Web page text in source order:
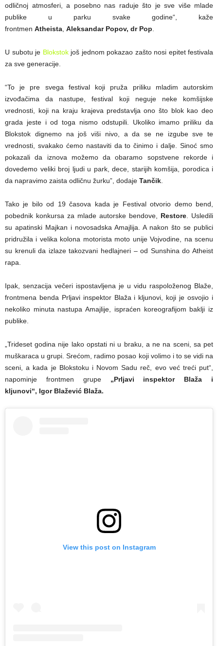
odličnoj atmosferi, a posebno nas raduje što je sve više mlade
publike u parku svake godine“, kaže
frontmen Atheista, Aleksandar Popov, dr Pop.
U subotu je Blokstokjoš jednom pokazao zašto nosi epitet festivala
za sve generacije.
“To je pre svega festival koji pruža priliku mladim autorskim
izvođačima da nastupe, festival koji neguje neke komšijske
vrednosti, koji na kraju krajeva predstavlja ono što blok kao deo
grada jeste i od toga nismo odstupili. Ukoliko imamo priliku da
Blokstok dignemo na još viši nivo, a da se ne izgube sve te
vrednosti, svakako ćemo nastaviti da to činimo i dalje. Sinoć smo
pokazali da iznova možemo da obaramo sopstvene rekorde i
dovedemo veliki broj ljudi u park, dece, starijih komšija, porodica i
da napravimo zaista odličnu žurku”, dodaje Tančik.
Tako je bilo od 19 časova kada je Festival otvorio demo bend,
pobednik konkursa za mlade autorske bendove, Restore. Usledili
su apatinski Majkan i novosadska Amajlija. A nakon što se publici
pridružila i velika kolona motorista moto unije Vojvodine, na scenu
su krenuli da izlaze takozvani hedlajneri – od Sunshina do Atheist
rapa.
Ipak, senzacija večeri ispostavljena je u vidu raspoloženog Blaže,
frontmena benda Prljavi inspektor Blaža i kljunovi, koji je osvojio i
nekoliko minuta nastupa Amajlije, ispraćen koreografijom baklji iz
publike.
„Trideset godina nije lako opstati ni u braku, a ne na sceni, sa pet
muškaraca u grupi. Srećom, radimo posao koji volimo i to se vidi na
sceni, a kada je Blokstoku i Novom Sadu reč, evo već treći put“,
napominje frontmen grupe „Prljavi inspektor Blaža i
kljunovi“, Igor Blažević Blaža.
View this post on Instagram